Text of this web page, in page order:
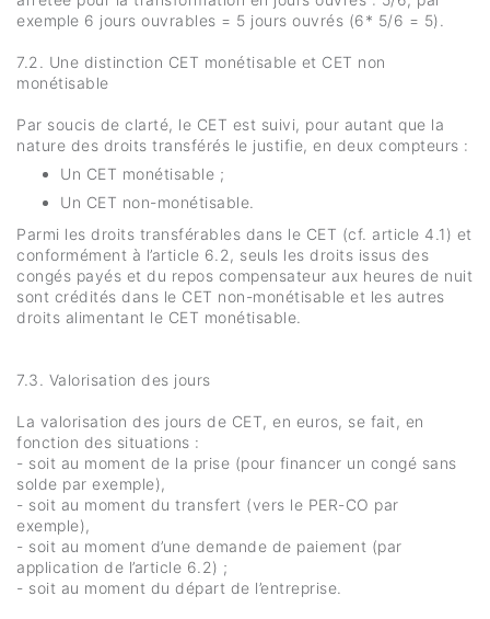
exemple 6 jours ouvrables = 5 jours ouvrés (6* 5/6 = 5).
7.2. Une distinction CET monétisable et CET non
monétisable
Par soucis de clarté, le CET est suivi, pour autant que la
nature des droits transférés le justifie, en deux compteurs :
Un CET monétisable ;
Un CET non-monétisable.
Parmi les droits transférables dans le CET (cf. article 4.1) et
conformément à l’article 6.2, seuls les droits issus des
congés payés et du repos compensateur aux heures de nuit
sont crédités dans le CET non-monétisable et les autres
droits alimentant le CET monétisable.
7.3. Valorisation des jours
La valorisation des jours de CET, en euros, se fait, en
fonction des situations :
- soit au moment de la prise (pour financer un congé sans
solde par exemple),
- soit au moment du transfert (vers le PER-CO par
exemple),
- soit au moment d’une demande de paiement (par
application de l’article 6.2) ;
- soit au moment du départ de l’entreprise.